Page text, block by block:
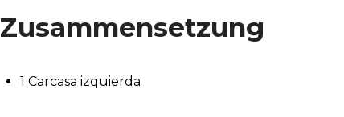
Zusammensetzung
1 Carcasa izquierda